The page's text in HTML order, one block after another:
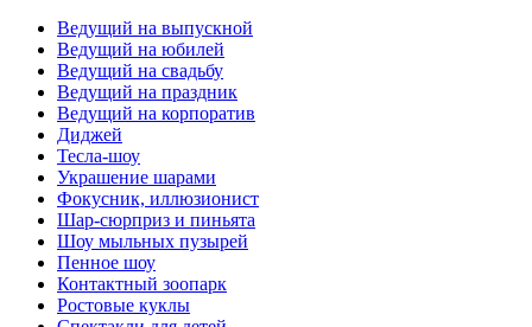
Ведущий на выпускной
Ведущий на юбилей
Ведущий на свадьбу
Ведущий на праздник
Ведущий на корпоратив
Диджей
Тесла-шоу
Украшение шарами
Фокусник, иллюзионист
Шар-сюрприз и пиньята
Шоу мыльных пузырей
Пенное шоу
Контактный зоопарк
Ростовые куклы